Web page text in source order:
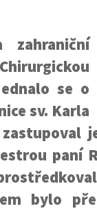
se o
sv. Karla
paní
bylo